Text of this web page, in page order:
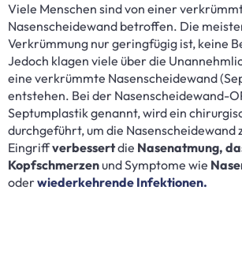
Viele Menschen sind von einer
Nasenscheidewand betroffen. Die
Verkrümmung nur geringfügig ist, keine
Jedoch klagen viele über die
eine verkrümmte Nasenscheidewand
entstehen. Bei der Nasenscheidewand-
Septumplastik genannt, wird ein
durchgeführt, um die Nasenscheidewand
Eingriffverbessertdie Nasenatmung,
Kopfschmerzenund Symptome wie
oderwiederkehrende Infektionen.